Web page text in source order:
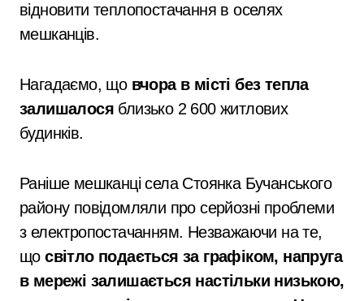
відновити теплопостачання в оселях
мешканців.
Нагадаємо, що вчора в місті без тепла
залишалося близько 2 600 житлових
будинків.
Раніше мешканці села Стоянка Бучанського
району повідомляли про серйозні проблеми
з електропостачанням. Незважаючи на те,
щосвітло подається за графіком, напруга
в мережі залишається настільки низькою,